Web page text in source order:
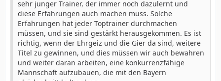
sehr junger Trainer, der immer noch dazulernt und
diese Erfahrungen auch machen muss. Solche
Erfahrungen hat jeder Toptrainer durchmachen
müssen, und sie sind gestärkt herausgekommen. Es ist
richtig, wenn der Ehrgeiz und die Gier da sind, weitere
Titel zu gewinnen, und dies müssen wir auch bewahren
und weiter daran arbeiten, eine konkurrenzfähige
Mannschaft aufzubauen, die mit den Bayern